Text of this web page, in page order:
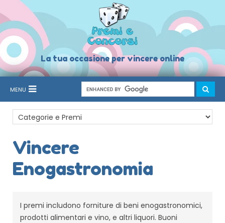
La tua occasione per vincere online
MENU
Vincere
Enogastronomia
I premi includono forniture di beni enogastronomici,
prodotti alimentari e vino, e altri liquori. Buoni